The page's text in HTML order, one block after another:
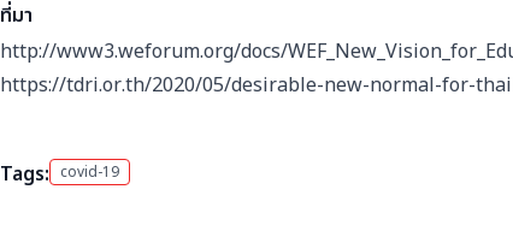
ที่มา
http://www3.weforum.org/docs/
https://tdri.or.th/2020/05/desirable-new-normal-for-
Tags: covid-19